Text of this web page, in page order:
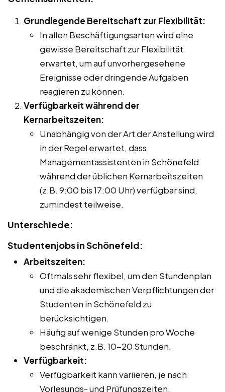
Grundlegende Bereitschaft zur Flexibilität:
In allen Beschäftigungsarten wird eine
gewisse Bereitschaft zur Flexibilität
erwartet, um auf unvorhergesehene
Ereignisse oder dringende Aufgaben
reagieren zu können.
Verfügbarkeit während der
Kernarbeitszeiten:
Unabhängig von der Art der Anstellung wird
in der Regel erwartet, dass
Managementassistenten in Schönefeld
während der üblichen Kernarbeitszeiten
(z.B. 9:00 bis 17:00 Uhr) verfügbar sind,
zumindest teilweise.
Unterschiede:
Studentenjobs in Schönefeld:
Arbeitszeiten:
Oftmals sehr flexibel, um den Stundenplan
und die akademischen Verpflichtungen der
Studenten in Schönefeld zu
berücksichtigen.
Häufig auf wenige Stunden pro Woche
beschränkt, z.B. 10-20 Stunden.
Verfügbarkeit:
Verfügbarkeit kann variieren, je nach
Vorlesungs- und Prüfungszeiten.